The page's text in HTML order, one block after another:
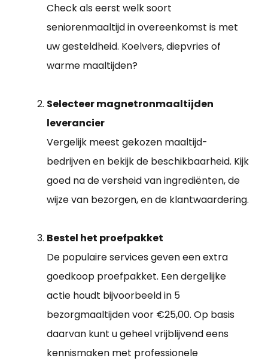
Check als eerst welk soort
seniorenmaaltijd in overeenkomst is met
uw gesteldheid. Koelvers, diepvries of
warme maaltijden?
Selecteer magnetronmaaltijden
leverancier
Vergelijk meest gekozen maaltijd-
bedrijven en bekijk de beschikbaarheid. Kijk
goed na de versheid van ingrediënten, de
wijze van bezorgen, en de klantwaardering.
Bestel het proefpakket
De populaire services geven een extra
goedkoop proefpakket. Een dergelijke
actie houdt bijvoorbeeld in 5
bezorgmaaltijden voor €25,00. Op basis
daarvan kunt u geheel vrijblijvend eens
kennismaken met professionele